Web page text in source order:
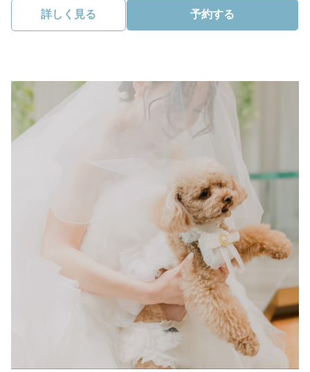
詳しく見る 予約する